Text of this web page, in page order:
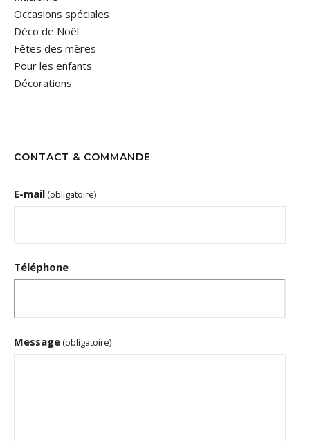
Occasions spéciales
Déco de Noël
Fêtes des mères
Pour les enfants
Décorations
CONTACT & COMMANDE
E-mail (obligatoire)
Téléphone
Message (obligatoire)